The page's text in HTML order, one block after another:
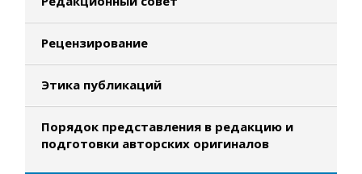
Рецензирование
Этика публикаций
Порядок представления в редакцию и
подготовки авторских оригиналов